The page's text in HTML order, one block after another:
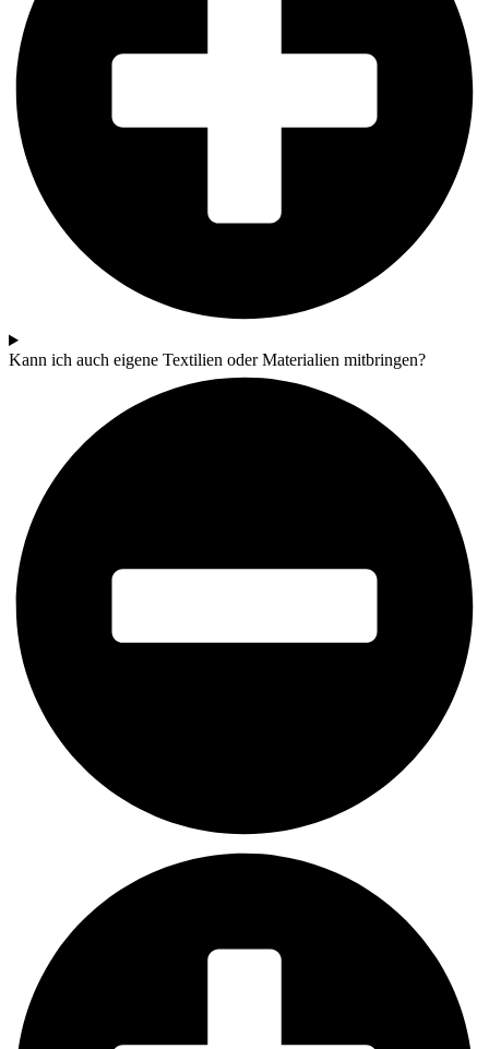
Kann ich auch eigene Textilien oder Materialien mitbringen?